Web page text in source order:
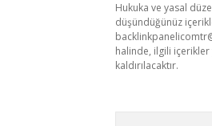
Hukuka ve yasal
düşündüğünüz
halinde, ilgili
kaldırılacaktır.